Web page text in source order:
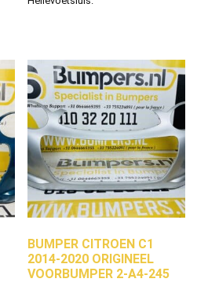
BUMPER CITROEN C1
2014-2020 ORIGINEEL
VOORBUMPER 2-A4-245